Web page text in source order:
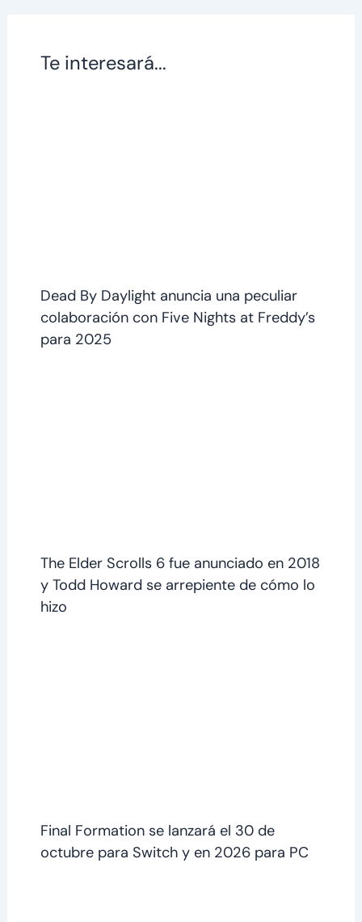
Te interesará...
Dead By Daylight anuncia una peculiar
colaboración con Five Nights at Freddy’s
para 2025
The Elder Scrolls 6 fue anunciado en 2018
y Todd Howard se arrepiente de cómo lo
hizo
Final Formation se lanzará el 30 de
octubre para Switch y en 2026 para PC